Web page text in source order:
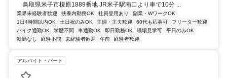
鳥取県米子市榎原1889番地 JR米子駅南口より車で10分 ...
業界未経験者歓迎 扶養内勤務OK 社員登用あり
副業・WワークOK
1日4時間以内OK
土日祝のみOK 主婦・主夫歓迎 60代も応募可
フリーター歓迎
バイク通勤OK
学歴不問 車通勤OK 即日勤務OK 職場見学可
平日のみOK
転勤なし
経験不問 未経験者歓迎 午前 経験者歓迎
アルバイト・パート